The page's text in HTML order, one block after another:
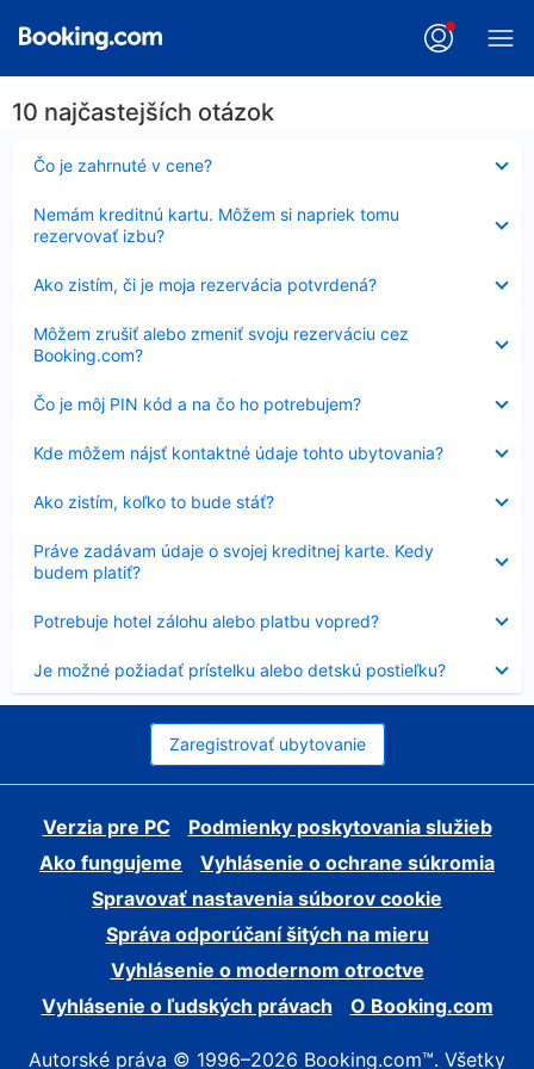
10 najčastejších otázok
Čo je zahrnuté v cene?
Nezobrazuje
sa
Nemám kreditnú kartu. Môžem si napriek tomu
rezervovať izbu?
sa
Ako zistím, či je moja rezervácia potvrdená?
sa
Môžem zrušiť alebo zmeniť svoju rezerváciu cez
Booking.com?
sa
Čo je môj PIN kód a na čo ho potrebujem?
Nezobrazuje
sa
Kde môžem nájsť kontaktné údaje tohto ubytovania?
sa
Ako zistím, koľko to bude stáť?
sa
Práve zadávam údaje o svojej kreditnej karte. Kedy
budem platiť?
sa
Potrebuje hotel zálohu alebo platbu vopred?
sa
Je možné požiadať prístelku alebo detskú postieľku?
sa
Zaregistrovať ubytovanie
Verzia pre PC
Podmienky poskytovania služieb
Ako fungujeme
Vyhlásenie o ochrane súkromia
Spravovať nastavenia súborov cookie
Správa odporúčaní šitých na mieru
Vyhlásenie o modernom otroctve
Vyhlásenie o ľudských právach
O Booking.com
Autorské práva © 1996–2026 Booking.com™. Všetky